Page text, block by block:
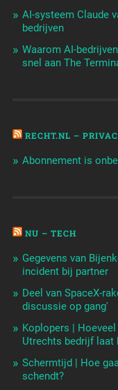
AI-systeem Claude
bedrijven
Waarom AI-
snel aan The
RECHT.NL –
Abonnement is
NU – TECH
Gegevens van
incident bij partner
Deel van SpaceX-
discussie op gang'
Koplopers |
Utrechts bedrijf laat
Schermtijd | Hoe
schendt?